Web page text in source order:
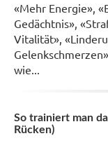
«Mehr Energie»,
Gedächtnis»,
Vitalität»,
wie...
So trainiert man
Rücken)